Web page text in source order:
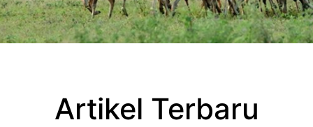
Artikel Terbaru